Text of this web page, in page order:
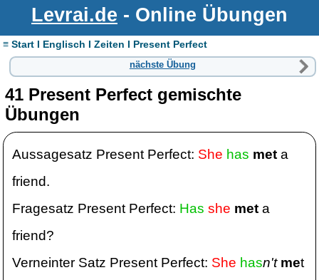
Levrai.de - Online Übungen
≡ Start I Englisch I Zeiten I Present Perfect
nächste Übung
41 Present Perfect gemischte
Übungen
Aussagesatz Present Perfect: She has meta
friend.
Fragesatz Present Perfect: Has she met a
friend?
Verneinter Satz Present Perfect: She hasn't met